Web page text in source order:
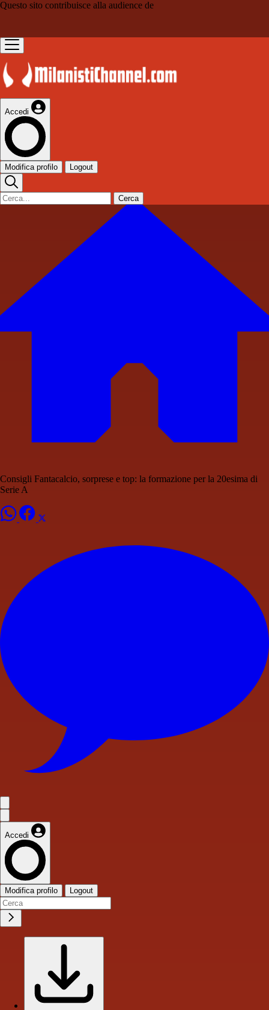
Questo sito contribuisce alla audience de
Accedi
Modifica profilo Logout
Cerca
Consigli Fantacalcio, sorprese e top: la formazione per la 20esima di
Serie A
Accedi
Modifica profilo Logout